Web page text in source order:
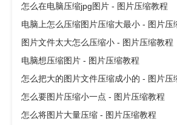
怎么在电脑压缩jpg图片 - 图片压缩教程
电脑上怎么压缩图片压缩大最小 - 图片压
图片文件太大怎么压缩小 - 图片压缩教程
电脑想压缩图片 - 图片压缩教程
怎么把大的图片文件压缩成小的 - 图片压
怎么要图片压缩小一点 - 图片压缩教程
怎么将图片大量压缩 - 图片压缩教程